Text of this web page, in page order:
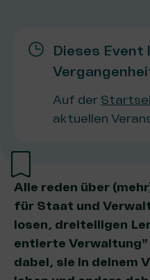
Dieses
Auf der
aktuellen
Alle reden über
für Staat und
lo­sen, dreiteiligen
en­tier­te
dabei, sie in dei­nem